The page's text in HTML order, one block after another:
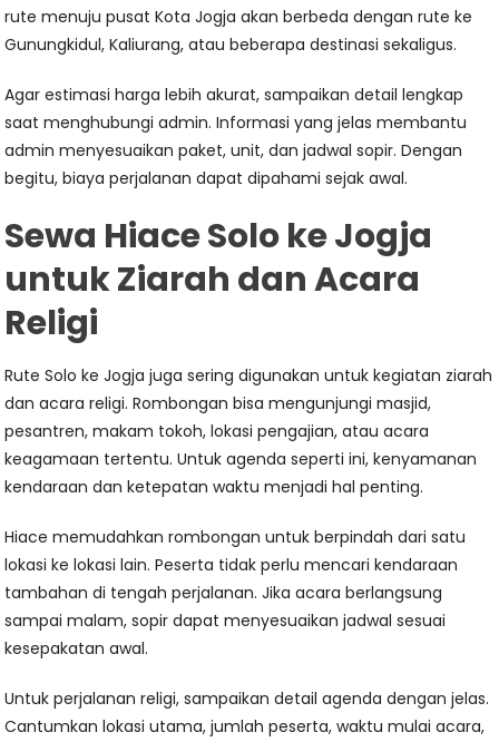
rute menuju pusat Kota Jogja akan berbeda dengan rute ke
Gunungkidul, Kaliurang, atau beberapa destinasi sekaligus.
Agar estimasi harga lebih akurat, sampaikan detail lengkap
saat menghubungi admin. Informasi yang jelas membantu
admin menyesuaikan paket, unit, dan jadwal sopir. Dengan
begitu, biaya perjalanan dapat dipahami sejak awal.
Sewa Hiace Solo ke Jogja
untuk Ziarah dan Acara
Religi
Rute Solo ke Jogja juga sering digunakan untuk kegiatan ziarah
dan acara religi. Rombongan bisa mengunjungi masjid,
pesantren, makam tokoh, lokasi pengajian, atau acara
keagamaan tertentu. Untuk agenda seperti ini, kenyamanan
kendaraan dan ketepatan waktu menjadi hal penting.
Hiace memudahkan rombongan untuk berpindah dari satu
lokasi ke lokasi lain. Peserta tidak perlu mencari kendaraan
tambahan di tengah perjalanan. Jika acara berlangsung
sampai malam, sopir dapat menyesuaikan jadwal sesuai
kesepakatan awal.
Untuk perjalanan religi, sampaikan detail agenda dengan jelas.
Cantumkan lokasi utama, jumlah peserta, waktu mulai acara,